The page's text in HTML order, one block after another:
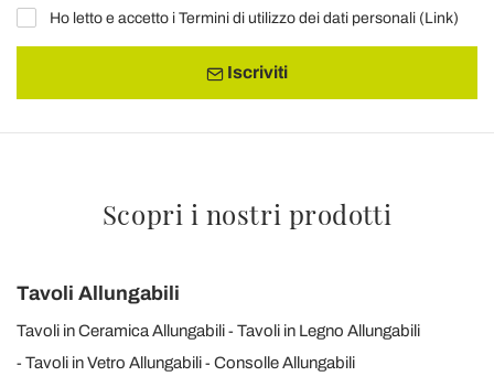
Ho letto e accetto i Termini di utilizzo dei dati personali (Link)
Iscriviti
Scopri i nostri prodotti
Tavoli Allungabili
Tavoli in Ceramica Allungabili
Tavoli in Legno Allungabili
Tavoli in Vetro Allungabili
Consolle Allungabili